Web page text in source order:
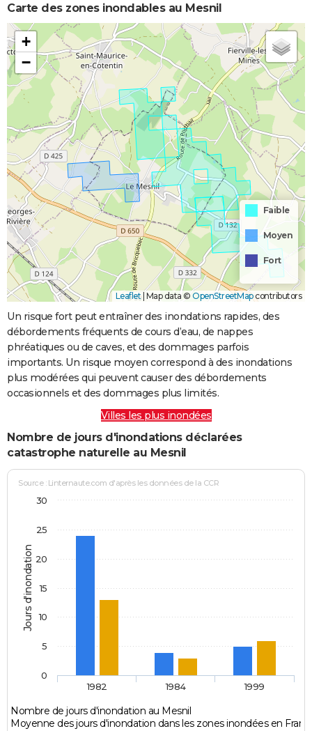
Carte des zones inondables au Mesnil
+
−
Faible
Moyen
Fort
Leaflet | Map data © OpenStreetMapcontributors
Un risque fort peut entraîner des inondations rapides, des
débordements fréquents de cours d’eau, de nappes
phréatiques ou de caves, et des dommages parfois
importants. Un risque moyen correspond à des inondations
plus modérées qui peuvent causer des débordements
occasionnels et des dommages plus limités.
Villes les plus inondées
Nombre de jours d'inondations déclarées
catastrophe naturelle au Mesnil
Jours d'inondation
Source : Linternaute.com d'après les données de la CCR
Nombre de jours d'inondation au Mesnil
Moyenne des jours d'inondation dans les zones inondées en
1982 1984 1999
0
5
10
15
20
25
30